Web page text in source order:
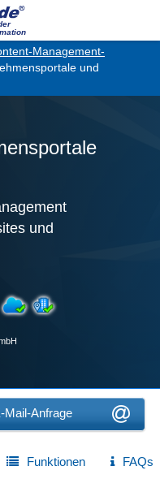
Management-
und
und
Mail-Anfrage
Funktionen FAQs